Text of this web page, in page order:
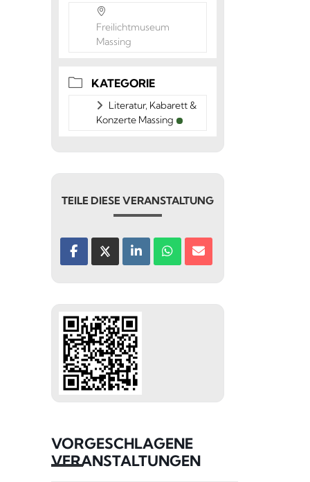
Freilichtmuseum
Massing
KATEGORIE
Literatur, Kabarett &
Konzerte Massing
TEILE DIESE VERANSTALTUNG
VORGESCHLAGENE
VERANSTALTUNGEN